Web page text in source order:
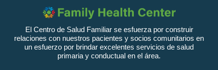
El Centro de Salud Familiar se esfuerza por construir
relaciones con nuestros pacientes y socios comunitarios en
un esfuerzo por brindar excelentes servicios de salud
primaria y conductual en el área.